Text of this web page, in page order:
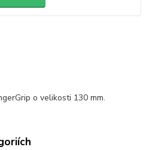
o velikosti 130 mm.